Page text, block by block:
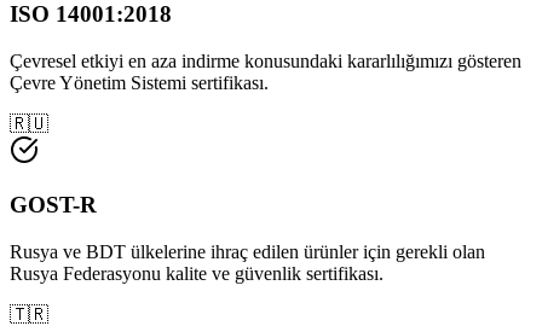
ISO 14001:2018
Çevresel etkiyi en aza indirme konusundaki kararlılığımızı gösteren
Çevre Yönetim Sistemi sertifikası.
🇷🇺
GOST-R
Rusya ve BDT ülkelerine ihraç edilen ürünler için gerekli olan
Rusya Federasyonu kalite ve güvenlik sertifikası.
🇹🇷